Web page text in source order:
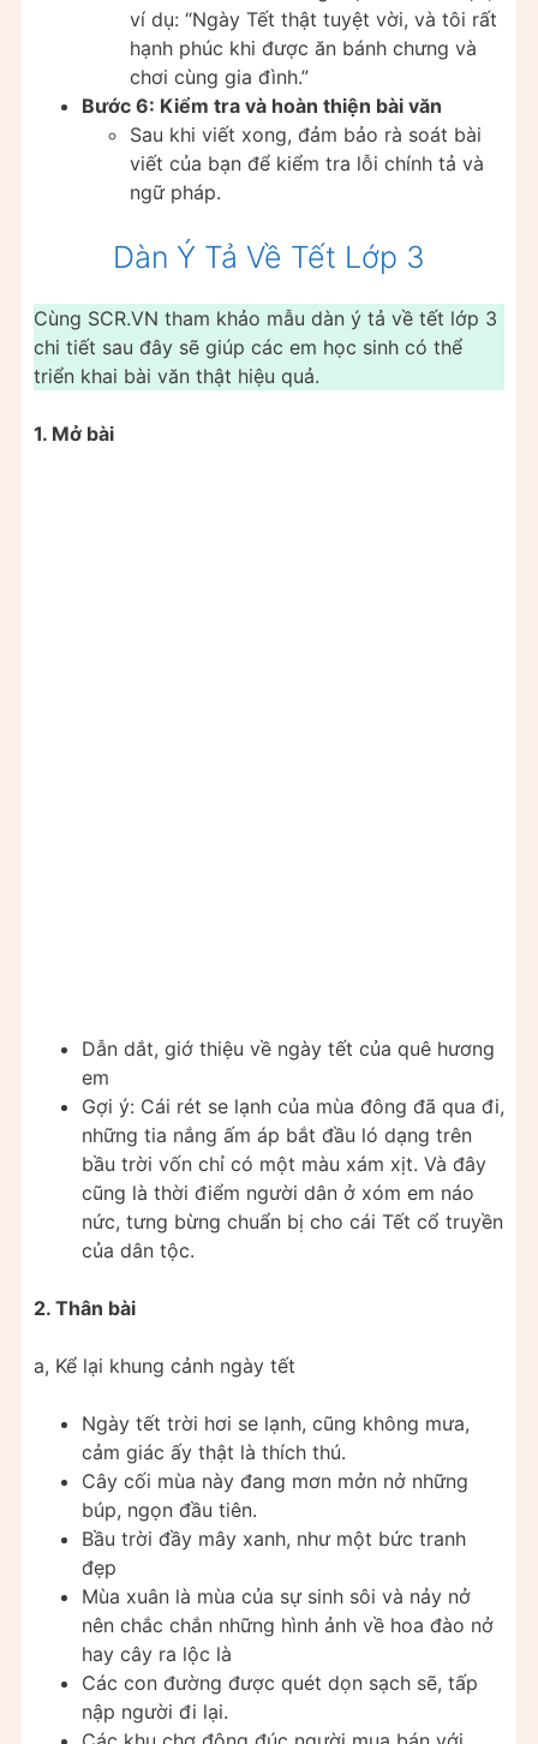
ví dụ: “Ngày Tết thật tuyệt vời, và tôi rất
hạnh phúc khi được ăn bánh chưng và
chơi cùng gia đình.”
Bước 6: Kiểm tra và hoàn thiện bài văn
Sau khi viết xong, đảm bảo rà soát bài
viết của bạn để kiểm tra lỗi chính tả và
ngữ pháp.
Dàn Ý Tả Về Tết Lớp 3
Cùng SCR.VN tham khảo mẫu dàn ý tả về tết lớp 3
chi tiết sau đây sẽ giúp các em học sinh có thể
triển khai bài văn thật hiệu quả.
1. Mở bài
Dẫn dắt, giớ thiệu về ngày tết của quê hương
em
Gợi ý: Cái rét se lạnh của mùa đông đã qua đi,
những tia nắng ấm áp bắt đầu ló dạng trên
bầu trời vốn chỉ có một màu xám xịt. Và đây
cũng là thời điểm người dân ở xóm em náo
nức, tưng bừng chuẩn bị cho cái Tết cổ truyền
của dân tộc.
2. Thân bài
a, Kể lại khung cảnh ngày tết
Ngày tết trời hơi se lạnh, cũng không mưa,
cảm giác ấy thật là thích thú.
Cây cối mùa này đang mơn mởn nở những
búp, ngọn đầu tiên.
Bầu trời đầy mây xanh, như một bức tranh
đẹp
Mùa xuân là mùa của sự sinh sôi và nảy nở
nên chắc chắn những hình ảnh về hoa đào nở
hay cây ra lộc là
Các con đường được quét dọn sạch sẽ, tấp
nập người đi lại.